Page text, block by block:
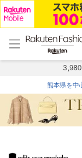
menu home
トップ
熊本県を中